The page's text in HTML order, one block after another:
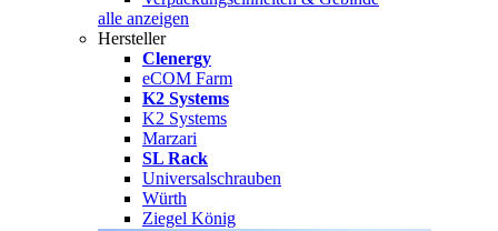
alle anzeigen
Hersteller
Clenergy
eCOM Farm
K2 Systems
K2 Systems
Marzari
SL Rack
Universalschrauben
Würth
Ziegel König